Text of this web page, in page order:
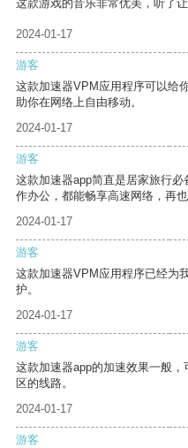
这款游戏的音乐非常优美，听了让
2024-01-17
游客
这款加速器VPM应用程序可以给
助你在网络上自由移动。
2024-01-17
游客
这款加速器app简直是居家旅行
作办公，都能畅享高速网络，再
2024-01-17
游客
这款加速器VPM应用程序已经为
护。
2024-01-17
游客
这款加速器app的加速效果一般
区的线路。
2024-01-17
游客